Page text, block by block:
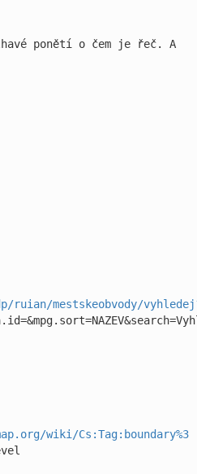
ponětí o čem je řeč. A
ruian/mestskeobvody/
wiki/Cs:Tag:boundary%3